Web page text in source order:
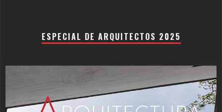
ESPECIAL DE ARQUITECTOS 2025